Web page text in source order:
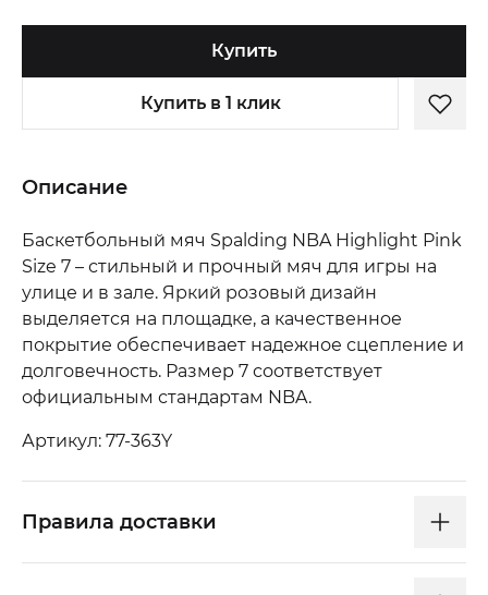
Купить
Купить в 1 клик
Описание
Баскетбольный мяч Spalding NBA Highlight Pink
Size 7 – стильный и прочный мяч для игры на
улице и в зале. Яркий розовый дизайн
выделяется на площадке, а качественное
покрытие обеспечивает надежное сцепление и
долговечность. Размер 7 соответствует
официальным стандартам NBA.
Артикул: 77-363Y
Правила доставки